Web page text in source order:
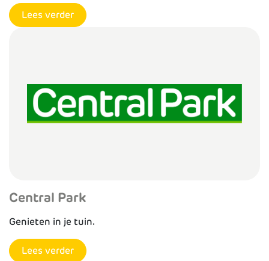
Lees verder
Central Park
Genieten in je tuin.
Lees verder